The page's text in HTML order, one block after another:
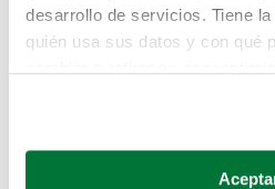
desarrollo de servicios. Tiene
quién usa sus datos y con qué
Si lo permite, también
Pero puedes encontrar el
buscando en alguno de
Coches de segunda mano